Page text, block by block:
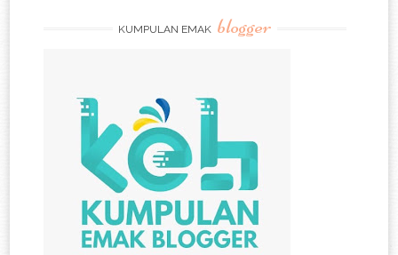
KUMPULAN EMAK blogger